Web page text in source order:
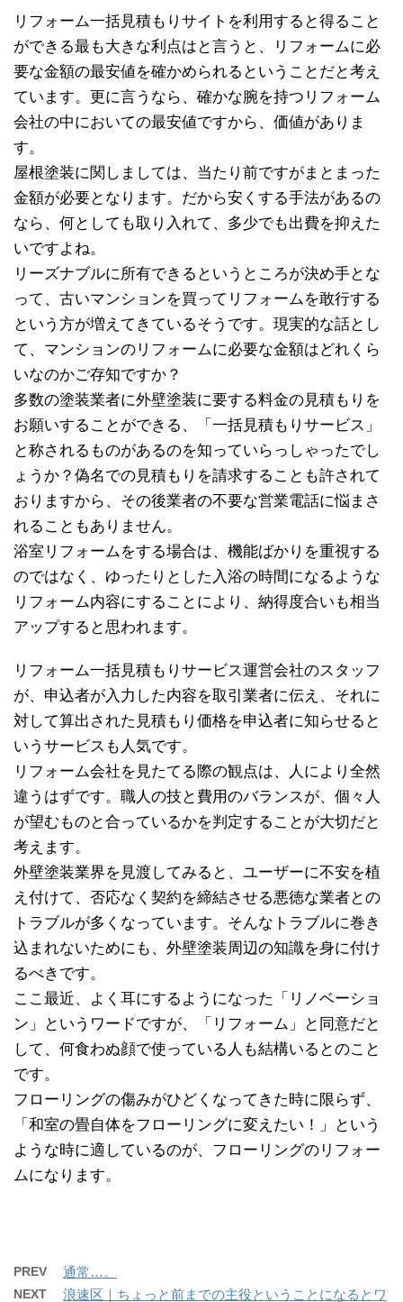
リフォーム一括見積もりサイトを利用すると得ること
ができる最も大きな利点はと言うと、リフォームに必
要な金額の最安値を確かめられるということだと考え
ています。更に言うなら、確かな腕を持つリフォーム
会社の中においての最安値ですから、価値がありま
す。
屋根塗装に関しましては、当たり前ですがまとまった
金額が必要となります。だから安くする手法があるの
なら、何としても取り入れて、多少でも出費を抑えた
いですよね。
リーズナブルに所有できるというところが決め手とな
って、古いマンションを買ってリフォームを敢行する
という方が増えてきているそうです。現実的な話とし
て、マンションのリフォームに必要な金額はどれくら
いなのかご存知ですか？
多数の塗装業者に外壁塗装に要する料金の見積もりを
お願いすることができる、「一括見積もりサービス」
と称されるものがあるのを知っていらっしゃったでし
ょうか？偽名での見積もりを請求することも許されて
おりますから、その後業者の不要な営業電話に悩まさ
れることもありません。
浴室リフォームをする場合は、機能ばかりを重視する
のではなく、ゆったりとした入浴の時間になるような
リフォーム内容にすることにより、納得度合いも相当
アップすると思われます。
リフォーム一括見積もりサービス運営会社のスタッフ
が、申込者が入力した内容を取引業者に伝え、それに
対して算出された見積もり価格を申込者に知らせると
いうサービスも人気です。
リフォーム会社を見たてる際の観点は、人により全然
違うはずです。職人の技と費用のバランスが、個々人
が望むものと合っているかを判定することが大切だと
考えます。
外壁塗装業界を見渡してみると、ユーザーに不安を植
え付けて、否応なく契約を締結させる悪徳な業者との
トラブルが多くなっています。そんなトラブルに巻き
込まれないためにも、外壁塗装周辺の知識を身に付け
るべきです。
ここ最近、よく耳にするようになった「リノベーショ
ン」というワードですが、「リフォーム」と同意だと
して、何食わぬ顔で使っている人も結構いるとのこと
です。
フローリングの傷みがひどくなってきた時に限らず、
「和室の畳自体をフローリングに変えたい！」という
ような時に適しているのが、フローリングのリフォー
ムになります。
PREV 通常…。
NEXT 浪速区｜ちょっと前までの主役ということになるとワ